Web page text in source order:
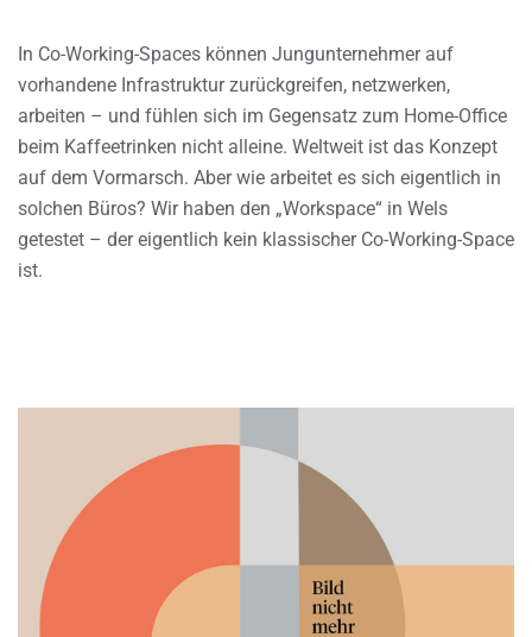
In Co-Working-Spaces können Jungunternehmer auf
vorhandene Infrastruktur zurückgreifen, netzwerken,
arbeiten – und fühlen sich im Gegensatz zum Home-Office
beim Kaffeetrinken nicht alleine. Weltweit ist das Konzept
auf dem Vormarsch. Aber wie arbeitet es sich eigentlich in
solchen Büros? Wir haben den „Workspace“ in Wels
getestet – der eigentlich kein klassischer Co-Working-Space
ist.